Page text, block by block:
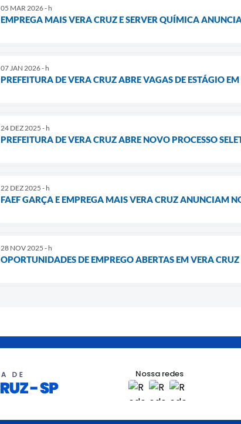
05 MAR 2026 - h
EMPREGA MAIS VERA CRUZ E SERVER QUÍMICA
07 JAN 2026 - h
PREFEITURA DE VERA CRUZ ABRE VAGAS DE ESTÁGIO
24 DEZ 2025 - h
PREFEITURA DE VERA CRUZ ABRE NOVO PROCESSO
22 DEZ 2025 - h
FAEF GARÇA E EMPREGA MAIS VERA CRUZ ANUNCIAM
28 NOV 2025 - h
OPORTUNIDADES DE EMPREGO ABERTAS EM VERA CRUZ
Nossa redes